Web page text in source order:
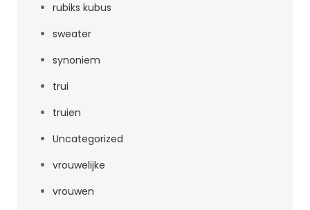
rubiks kubus
sweater
synoniem
trui
truien
Uncategorized
vrouwelijke
vrouwen